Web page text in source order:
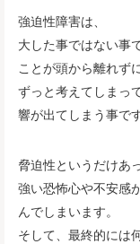
強迫性障害は、
大した事ではない事
ことが頭から離れずに
ずっと考えてしまっ
響が出てしまう事です
脅迫性というだけあっ
強い恐怖心や不安感
んでしまいます。
そして、最終的には